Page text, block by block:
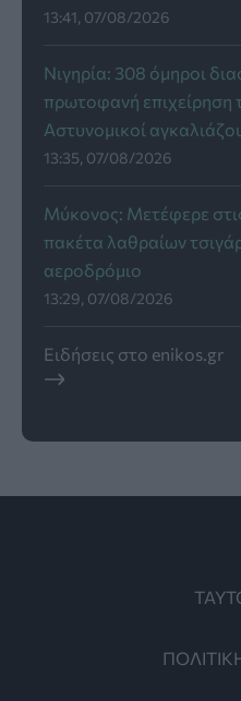
13:41, 07/08/2026
Νιγηρία: 308 όμηροι
πρωτοφανή επιχείρηση
Αστυνομικοί
13:35, 07/08/2026
Μύκονος: Μετέφερε
πακέτα λαθραίων
αεροδρόμιο
13:29, 07/08/2026
Ειδήσεις στο enikos.gr